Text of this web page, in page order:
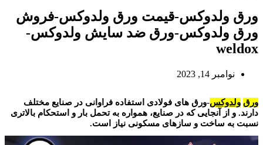
ورق ولدوکس-قیمت ورق ولدوکس-فروش
ورق ولدوکس-ورق ضد سایش ولدوکس-
weldox
نوامبر 14, 2023
ورق ولدوکس-ورق های فولادی استفاده فراوانی در صنایع مختلف
دارند. و از آنجایی که در صنایع، همواره به تحمل بار و استحکام بالاتری
نسبت به ساخت و سازهای مسکونی نیاز است.